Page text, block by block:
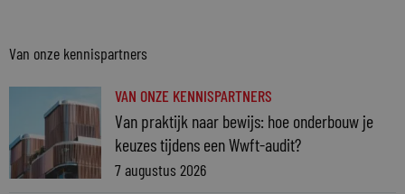
Van onze kennispartners
VAN ONZE KENNISPARTNERS
Van praktijk naar bewijs: hoe onderbouw je
keuzes tijdens een Wwft-audit?
7 augustus 2026